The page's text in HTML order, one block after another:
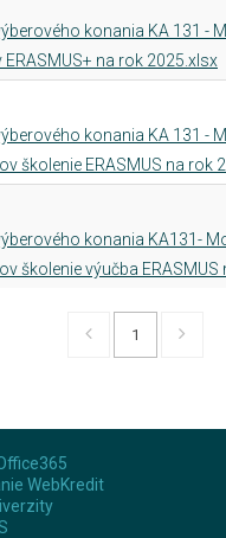
konania KA 131 -
na rok 2025.xlsx
konania KA 131 -
školenie ERASMUS na rok
konania KA131-
školenie výučba ERASMUS
1
WebKredit